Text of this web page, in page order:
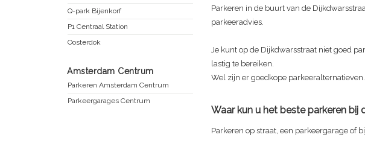
Parkeren in de buurt van de
parkeeradvies.
Je kunt op de Dijkdwarsstraat niet goed
lastig te bereiken.
Wel zijn er goedkope parkeeralternatieven.
Waar kun u het beste parkeren bij
Parkeren op straat, een parkeergarage of
Q-park Bijenkorf
P1 Centraal Station
Oosterdok
Amsterdam Centrum
Parkeren Amsterdam Centrum
Parkeergarages Centrum